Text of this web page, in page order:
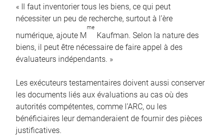
« Il faut inventorier tous les biens, ce qui peut
nécessiter un peu de recherche, surtout à l’ère
numérique, ajoute M
me
Kaufman. Selon la nature des
biens, il peut être nécessaire de faire appel à des
évaluateurs indépendants. »
Les exécuteurs testamentaires doivent aussi conserver
les documents liés aux évaluations au cas où des
autorités compétentes, comme l’ARC, ou les
bénéficiaires leur demanderaient de fournir des pièces
justificatives.